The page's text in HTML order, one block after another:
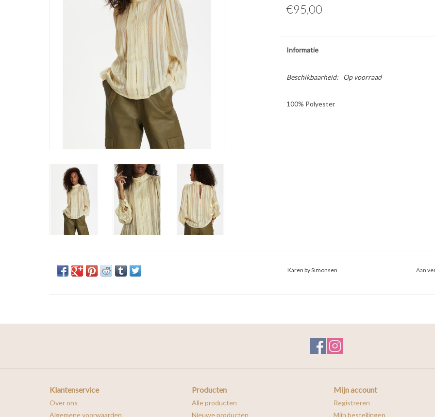
€95,00
Informatie
Beschikbaarheid: Op voorraad
100% Polyester
Karen by Simonsen Aan
Klantenservice
Over ons
Algemene voorwaarden
Producten
Alle producten
Nieuwe producten
Mijn account
Registreren
Mijn bestellingen